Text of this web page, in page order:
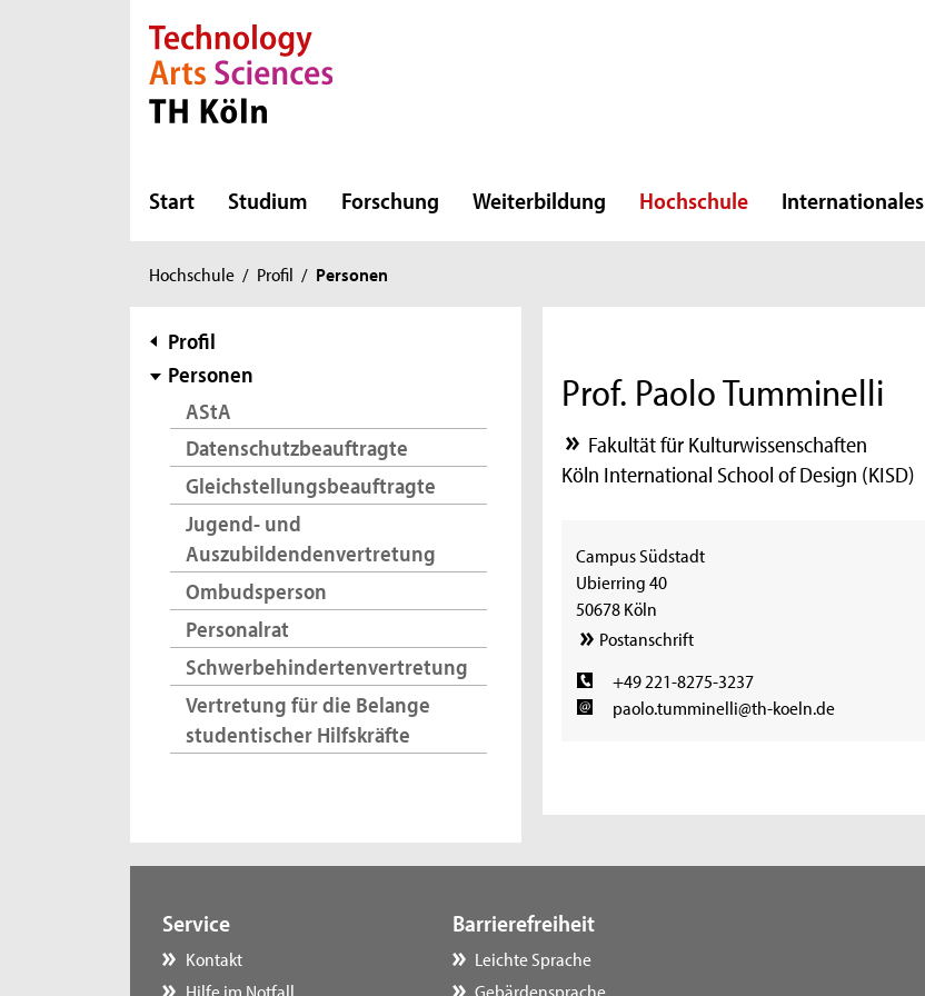
Direkt zur Hauptnavigation
Direkt zur Subnavigation
Direkt zum Inhalt
Direkt zum Fußbereich
Start Studium Forschung Weiterbildung Hochschule Internationales
Sie
hier:
Hochschule / Profil / Personen
Subnavigation
Profil
Personen
AStA
Datenschutzbeauftragte
Gleichstellungsbeauftragte
Jugend- und
Auszubildendenvertretung
Ombudsperson
Personalrat
Schwerbehindertenvertretung
Vertretung für die Belange
studentischer Hilfskräfte
Prof. Paolo Tumminelli
Fakultät für Kulturwissenschaften
Köln International School of Design (KISD)
Campus Südstadt
Ubierring 40
50678 Köln
Postanschrift
+49 221-8275-3237
paolo.tumminelli@th-koeln.de
Service
Kontakt
Hilfe im Notfall
Barrierefreiheit
Leichte Sprache
Gebärdensprache